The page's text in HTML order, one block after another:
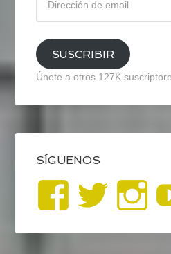
email
SUSCRIBIR
Únete a otros 127K
SÍGUENOS
Ver
perfil
Ver